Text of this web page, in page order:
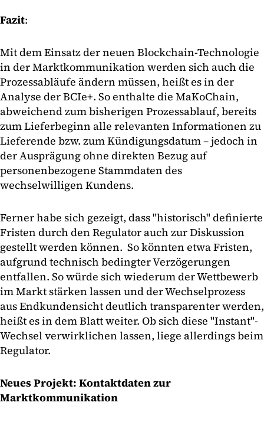
Fazit:
Mit dem Einsatz der neuen Blockchain-Technologie
in der Marktkommunikation werden sich auch die
Prozessabläufe ändern müssen, heißt es in der
Analyse der BCIe+. So enthalte die MaKoChain,
abweichend zum bisherigen Prozessablauf, bereits
zum Lieferbeginn alle relevanten Informationen zu
Lieferende bzw. zum Kündigungsdatum – jedoch in
der Ausprägung ohne direkten Bezug auf
personenbezogene Stammdaten des
wechselwilligen Kundens.
Ferner habe sich gezeigt, dass "historisch" definierte
Fristen durch den Regulator auch zur Diskussion
gestellt werden können. So könnten etwa Fristen,
aufgrund technisch bedingter Verzögerungen
entfallen. So würde sich wiederum der Wettbewerb
im Markt stärken lassen und der Wechselprozess
aus Endkundensicht deutlich transparenter werden,
heißt es in dem Blatt weiter. Ob sich diese "Instant"-
Wechsel verwirklichen lassen, liege allerdings beim
Regulator.
Neues Projekt: Kontaktdaten zur
Marktkommunikation